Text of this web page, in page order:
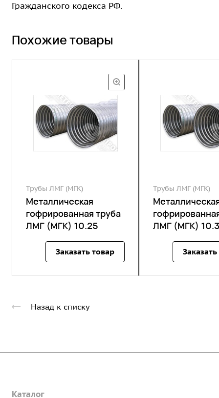
Гражданского кодекса РФ.
Похожие товары
Трубы ЛМГ (МГК)
Металлическая
гофрированная труба
ЛМГ (МГК) 10.25
Заказать товар
Трубы ЛМГ (МГК)
ЛМГ (МГК)
Назад к списку
О предприятии
Каталог